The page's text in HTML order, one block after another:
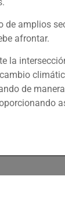
amplios
afrontar.
la
de